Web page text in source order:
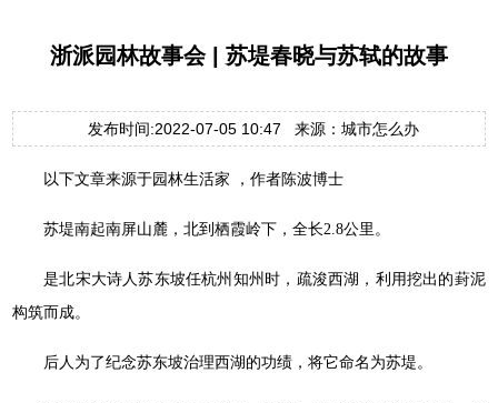
浙派园林故事会 | 苏堤春晓与苏轼的故事
发布时间:2022-07-05 10:47 来源：城市怎么办
以下文章来源于园林生活家 ，作者陈波博士
苏堤南起南屏山麓，北到栖霞岭下，全长2.8公里。
是北宋大诗人苏东坡任杭州知州时，疏浚西湖，利用挖出的葑泥
构筑而成。
后人为了纪念苏东坡治理西湖的功绩，将它命名为苏堤。